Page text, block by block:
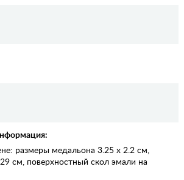
размеры медальона 3.25 x 2.2 см,
см, поверхностный скол эмали на